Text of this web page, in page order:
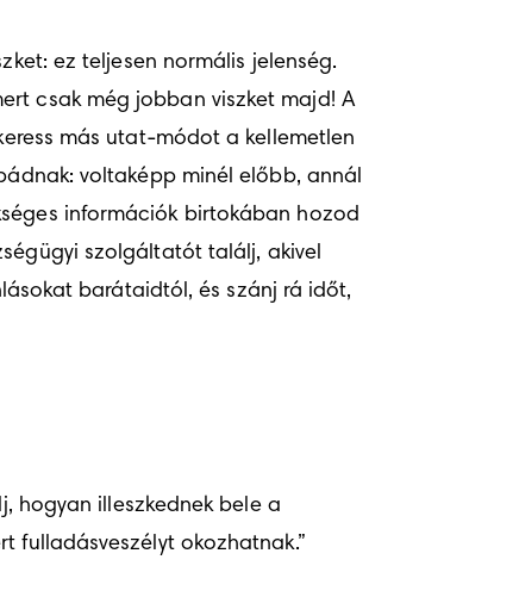
ez teljesen normális jelenség.
csak még jobban viszket majd! A
más utat-módot a kellemetlen
voltaképp minél előbb, annál
információk birtokában hozod
szolgáltatót találj, akivel
barátaidtól, és szánj rá időt,
hogyan illeszkednek bele a
fulladásveszélyt okozhatnak.”